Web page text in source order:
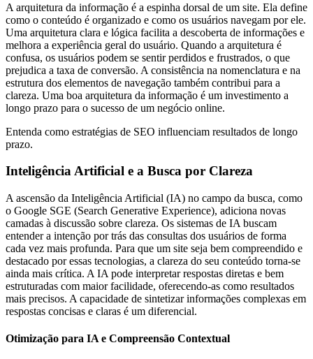
A arquitetura da informação é a espinha dorsal de um site. Ela define
como o conteúdo é organizado e como os usuários navegam por ele.
Uma arquitetura clara e lógica facilita a descoberta de informações e
melhora a experiência geral do usuário. Quando a arquitetura é
confusa, os usuários podem se sentir perdidos e frustrados, o que
prejudica a taxa de conversão. A consistência na nomenclatura e na
estrutura dos elementos de navegação também contribui para a
clareza. Uma boa arquitetura da informação é um investimento a
longo prazo para o sucesso de um negócio online.
Entenda como estratégias de SEO influenciam resultados de longo
prazo.
Inteligência Artificial e a Busca por Clareza
A ascensão da Inteligência Artificial (IA) no campo da busca, como
o Google SGE (Search Generative Experience), adiciona novas
camadas à discussão sobre clareza. Os sistemas de IA buscam
entender a intenção por trás das consultas dos usuários de forma
cada vez mais profunda. Para que um site seja bem compreendido e
destacado por essas tecnologias, a clareza do seu conteúdo torna-se
ainda mais crítica. A IA pode interpretar respostas diretas e bem
estruturadas com maior facilidade, oferecendo-as como resultados
mais precisos. A capacidade de sintetizar informações complexas em
respostas concisas e claras é um diferencial.
Otimização para IA e Compreensão Contextual